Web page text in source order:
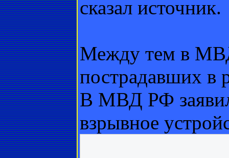
сказал источник.
Между тем в
пострадавших в
В МВД РФ
взрывное